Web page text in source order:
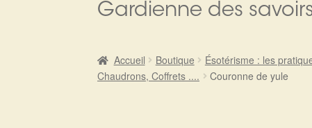
Gardienne des
Accueil Boutique Ésotérisme : les
Chaudrons, Coffrets ....
Couronne de yule